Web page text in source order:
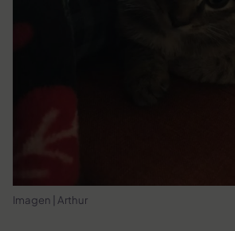
Imagen | Arthur